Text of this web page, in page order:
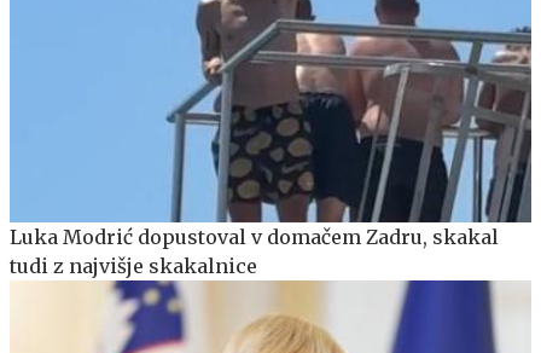
Luka Modrić dopustoval v domačem Zadru, skakal
tudi z najvišje skakalnice